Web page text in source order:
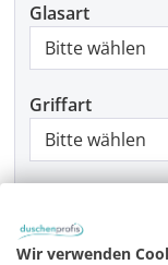
Glasart
Griffart
Wir verwenden